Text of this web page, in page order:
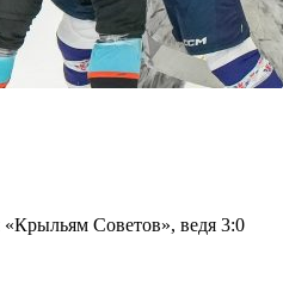
Советов», ведя 3:0